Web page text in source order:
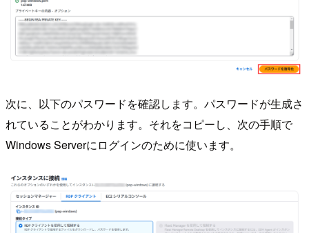
次に、以下のパスワードを確認します。パスワードが生成さ
れていることがわかります。それをコピーし、次の手順で
Windows Serverにログインのために使います。